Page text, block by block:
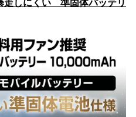
走しにくい 準固体バッテリ